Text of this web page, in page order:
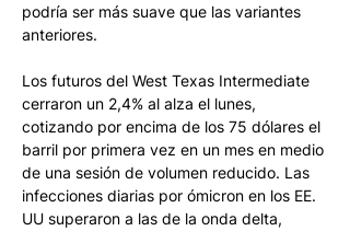
podría ser más suave que las variantes
anteriores.
Los futuros del West Texas Intermediate
cerraron un 2,4% al alza el lunes,
cotizando por encima de los 75 dólares el
barril por primera vez en un mes en medio
de una sesión de volumen reducido. Las
infecciones diarias por ómicron en los EE.
UU superaron a las de la onda delta,